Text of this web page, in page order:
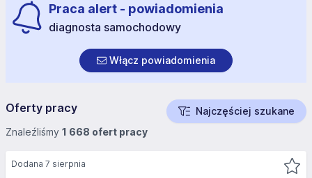
Praca alert - powiadomienia
diagnosta samochodowy
Włącz powiadomienia
Oferty pracy
Najczęściej szukane
Znaleźliśmy 1 668 ofert pracy
Dodana 7 sierpnia